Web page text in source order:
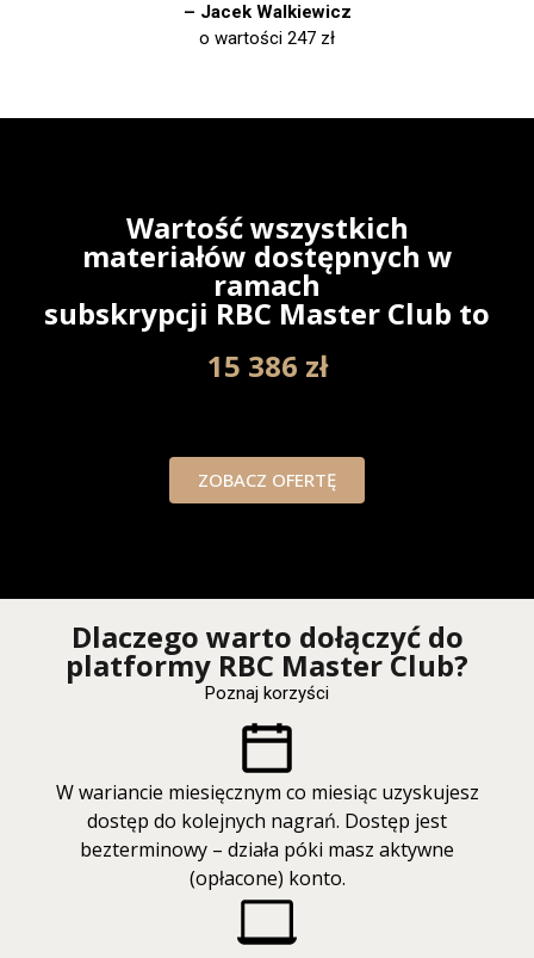
– Jacek Walkiewicz
o wartości 247 zł
Wartość wszystkich
materiałów dostępnych w
ramach
subskrypcji RBC Master Club to
15 386 zł
ZOBACZ OFERTĘ
Dlaczego warto dołączyć do
platformy RBC Master Club?
Poznaj korzyści
W wariancie miesięcznym co miesiąc uzyskujesz
dostęp do kolejnych nagrań. Dostęp jest
bezterminowy – działa póki masz aktywne
(opłacone) konto.